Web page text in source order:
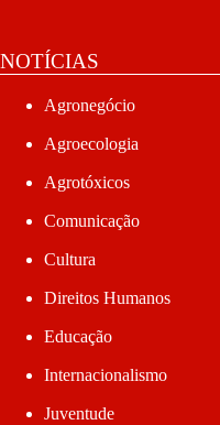
NOTÍCIAS
Agronegócio
Agroecologia
Agrotóxicos
Comunicação
Cultura
Direitos Humanos
Educação
Internacionalismo
Juventude